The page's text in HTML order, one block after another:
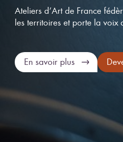
Ateliers d’Art de France
les territoires et porte la voix
En savoir plus